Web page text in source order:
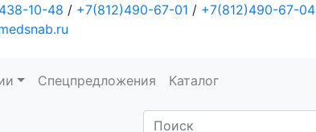
10-48 / +7(812)490-67-01 / +7(812)490-67-04
Спецпредложения Каталог